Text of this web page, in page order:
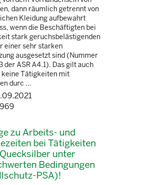
dann räumlich getrennt von
Kleidung aufbewahrt
wenn die Beschäftigten bei
stark geruchsbelästigenden
einer sehr starken
ausgesetzt sind (Nummer
der ASR A4.1). Das gilt auch
keine Tätigkeiten mit
durc ...
zu Arbeits- und
bei Tätigkeiten
unter
Bedingungen
PSA)!